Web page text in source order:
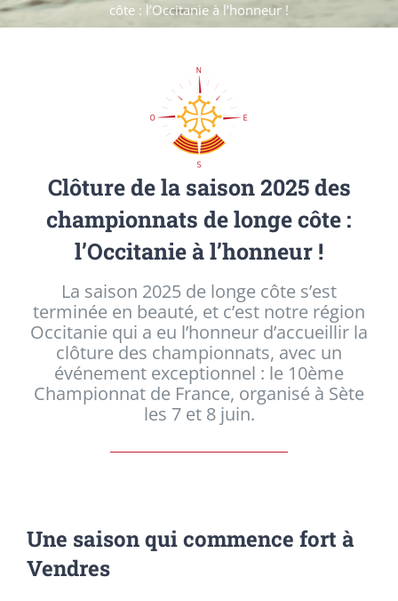
côte : l’Occitanie à l’honneur !
Clôture de la saison 2025 des
championnats de longe côte :
l’Occitanie à l’honneur !
La saison 2025 de longe côte s’est
terminée en beauté, et c’est notre région
Occitanie qui a eu l’honneur d’accueillir la
clôture des championnats, avec un
événement exceptionnel : le 10ème
Championnat de France, organisé à Sète
les 7 et 8 juin.
Une saison qui commence fort à
Vendres